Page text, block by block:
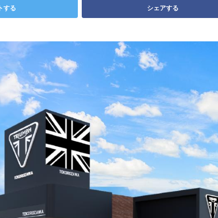
する シェアする